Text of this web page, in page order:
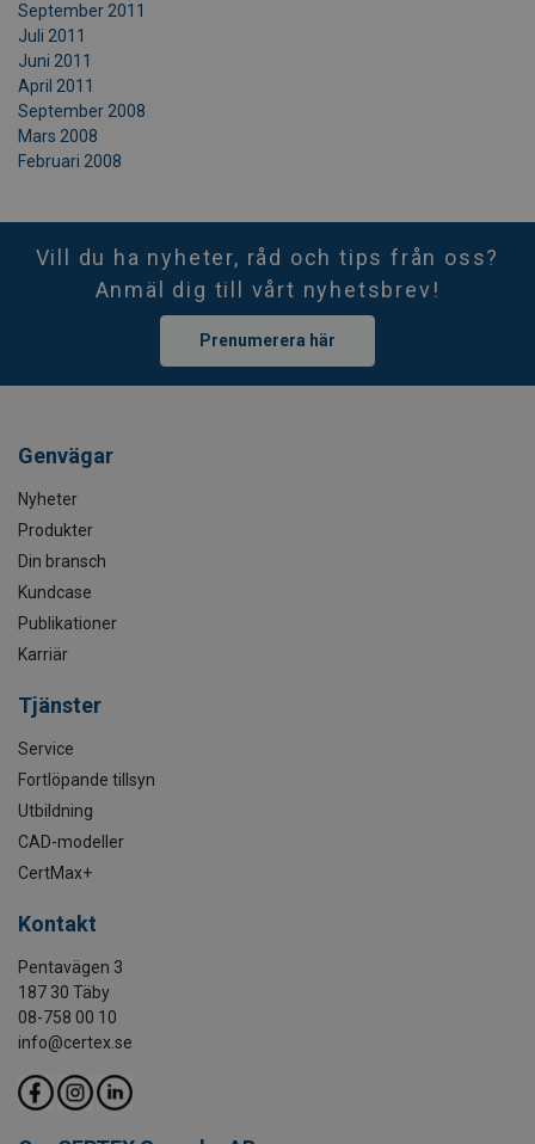
September 2011
Juli 2011
Juni 2011
April 2011
September 2008
Mars 2008
Februari 2008
Vill du ha nyheter, råd och tips från oss?
Anmäl dig till vårt nyhetsbrev!
Prenumerera här
Genvägar
Nyheter
Produkter
Din bransch
Kundcase
Publikationer
Karriär
Tjänster
Service
Fortlöpande tillsyn
Utbildning
CAD-modeller
CertMax+
Kontakt
Pentavägen 3
187 30 Täby
08-758 00 10
info@certex.se